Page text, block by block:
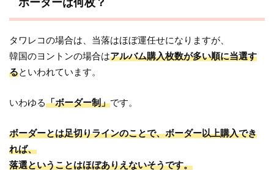
タワレコの場合は、当落はほぼ運任せになりますが、
韓国のヨントンの場合はアルバム購入枚数が多い順に当選す
るといわれています。
いわゆる「ボーダー制」です。
ボーダーとは足切りラインのことで、ボーダー以上購入でき
れば、
落選ということはほぼありえないそうです。